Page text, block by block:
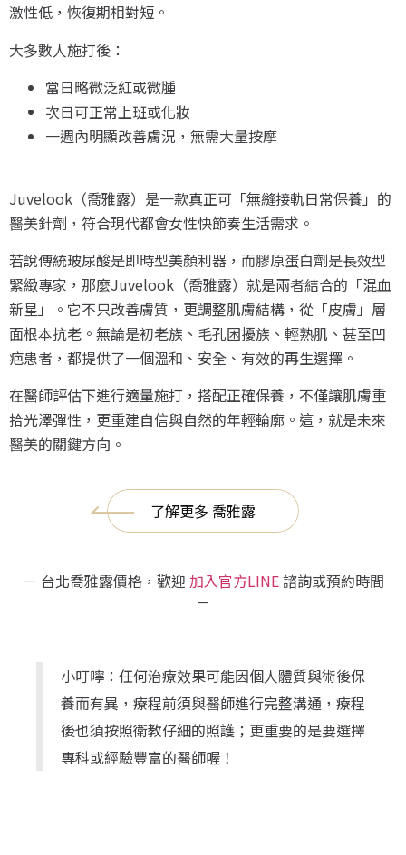
激性低，恢復期相對短。
大多數人施打後：
當日略微泛紅或微腫
次日可正常上班或化妝
一週內明顯改善膚況，無需大量按摩
Juvelook（喬雅露）是一款真正可「無縫接軌日常保養」的
醫美針劑，符合現代都會女性快節奏生活需求。
若說傳統玻尿酸是即時型美顏利器，而膠原蛋白劑是長效型
緊緻專家，那麼Juvelook（喬雅露）就是兩者結合的「混血
新星」。它不只改善膚質，更調整肌膚結構，從「皮膚」層
面根本抗老。無論是初老族、毛孔困擾族、輕熟肌、甚至凹
疤患者，都提供了一個溫和、安全、有效的再生選擇。
在醫師評估下進行適量施打，搭配正確保養，不僅讓肌膚重
拾光澤彈性，更重建自信與自然的年輕輪廓。這，就是未來
醫美的關鍵方向。
了解更多 喬雅露
－ 台北喬雅露價格，歡迎 加入官方LINE諮詢或預約時間
－
小叮嚀：任何治療效果可能因個人體質與術後保
養而有異，療程前須與醫師進行完整溝通，療程
後也須按照衛教仔細的照護；更重要的是要選擇
專科或經驗豐富的醫師喔！